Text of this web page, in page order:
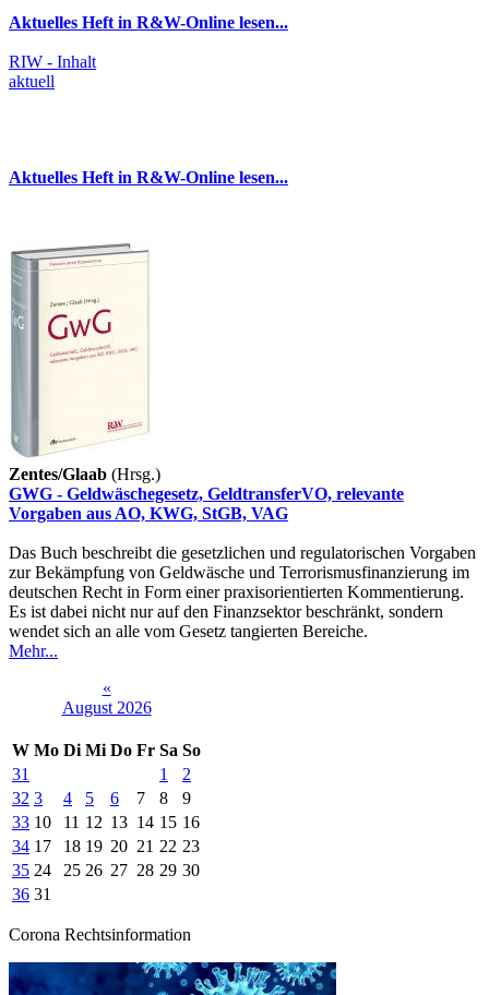
Aktuelles Heft in R&W-Online lesen...
RIW - Inhalt
aktuell
Aktuelles Heft in R&W-Online lesen...
Zentes/Glaab (Hrsg.)
GWG - Geldwäschegesetz, GeldtransferVO, relevante
Vorgaben aus AO, KWG, StGB, VAG
Das Buch beschreibt die gesetzlichen und regulatorischen Vorgaben
zur Bekämpfung von Geldwäsche und Terrorismusfinanzierung im
deutschen Recht in Form einer praxisorientierten Kommentierung.
Es ist dabei nicht nur auf den Finanzsektor beschränkt, sondern
wendet sich an alle vom Gesetz tangierten Bereiche.
Mehr...
«
August 2026
W Mo Di Mi Do Fr Sa So
31
1
2
32 3 4 5 6 7 8
9
33 10 11 12 13 14 15 16
34 17 18 19 20 21 22 23
35 24 25 26 27 28 29 30
36 31
Corona Rechtsinformation